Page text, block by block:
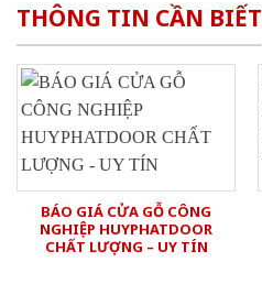
THÔNG TIN CẦN BIẾT
BÁO GIÁ CỬA GỖ CÔNG
NGHIỆP HUYPHATDOOR
CHẤT LƯỢNG – UY TÍN